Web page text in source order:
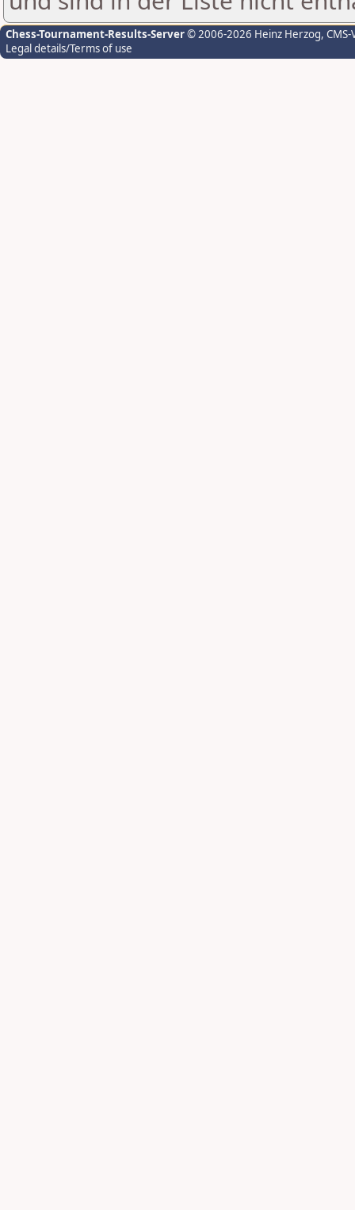
Chess-Tournament-Results-Server© 2006-2026 Heinz Herzog,
Legal details/Terms of use